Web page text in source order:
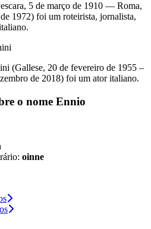
5 de março de 1910 — Roma,
1972) foi um roteirista, jornalista,
(Gallese, 20 de fevereiro de 1955 –
de 2018) foi um ator italiano.
o nome Ennio
oinne